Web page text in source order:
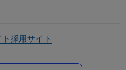
採用サイト